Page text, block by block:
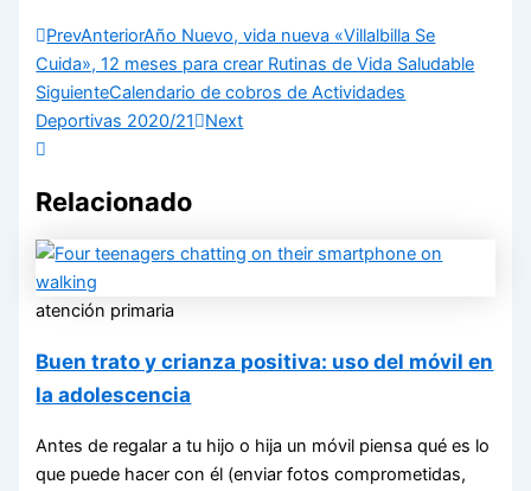
PrevAnteriorAño Nuevo, vida nueva «Villalbilla Se
Cuida», 12 meses para crear Rutinas de Vida Saludable
SiguienteCalendario de cobros de Actividades
Deportivas 2020/21
Next
Relacionado
atención primaria
Buen trato y crianza positiva: uso del móvil en
la adolescencia
Antes de regalar a tu hijo o hija un móvil piensa qué es lo
que puede hacer con él (enviar fotos comprometidas,